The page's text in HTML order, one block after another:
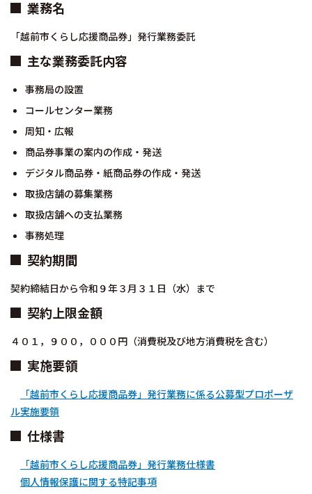
業務名
「越前市くらし応援商品券」発行業務委託
主な業務委託内容
事務局の設置
コールセンター業務
周知・広報
商品券事業の案内の作成・発送
デジタル商品券・紙商品券の作成・発送
取扱店舗の募集業務
取扱店舗への支払業務
事務処理
契約期間
契約締結日から令和９年３月３１日（水）まで
契約上限金額
４０１，９００，０００円（消費税及び地方消費税を含む）
実施要領
「越前市くらし応援商品券」発行業務に係る公募型プロポーザ
ル実施要領
仕様書
「越前市くらし応援商品券」発行業務仕様書
個人情報保護に関する特記事項